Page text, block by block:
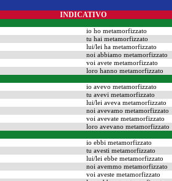
INDICATIVO
io ho metamorfizzato
tu hai metamorfizzato
lui/lei ha metamorfizzato
noi abbiamo metamorfizzato
voi avete metamorfizzato
loro hanno metamorfizzato
io avevo metamorfizzato
tu avevi metamorfizzato
lui/lei aveva metamorfizzato
noi avevamo metamorfizzato
voi avevate metamorfizzato
loro avevano metamorfizzato
io ebbi metamorfizzato
tu avesti metamorfizzato
lui/lei ebbe metamorfizzato
noi avemmo metamorfizzato
voi aveste metamorfizzato